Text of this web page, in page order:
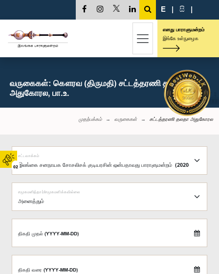
02
E | සි |
எனது பாராளுமன்றம்
இங்கே உள்நுழைக
வருகைகள்: கௌரவ (திருமதி) சட்டத்தரணி தலதா
அதுகோரல, பா.உ.
முதற்பக்கம் வருகைகள் சட்டத்தரணி தலதா அதுகோரல
சட்டவாக்கம்
சமூகமளித்தார்/சமூகமளிக்கவில்லை
திகதி முதல் (YYYY-MM-DD)
திகதி வரை (YYYY-MM-DD)